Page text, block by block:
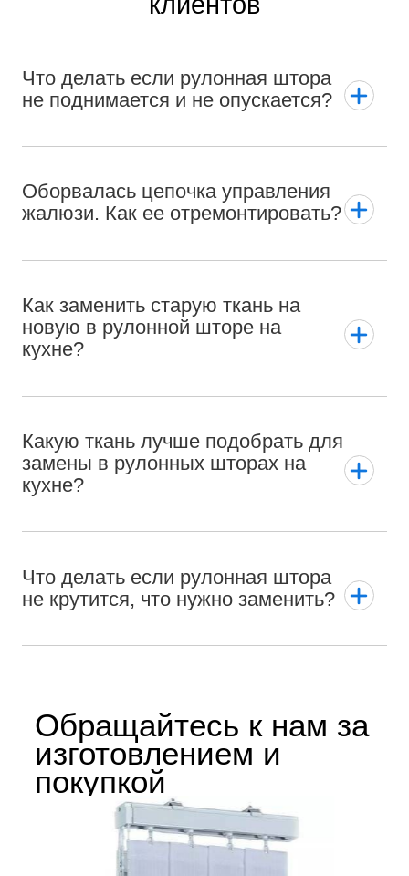
Что делать если рулонная штора
не поднимается и не опускается?
Оборвалась цепочка управления
жалюзи. Как ее отремонтировать?
Как заменить старую ткань на
новую в рулонной шторе на
кухне?
Какую ткань лучше подобрать для
замены в рулонных шторах на
кухне?
Что делать если рулонная штора
не крутится, что нужно заменить?
Обращайтесь к нам за
изготовлением и
покупкой